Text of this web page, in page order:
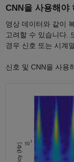
CNN을 사용해야
영상 데이터와 같이
고려할 수 있습니다.
경우 신호 또는 시계
신호 및 CNN을 사용